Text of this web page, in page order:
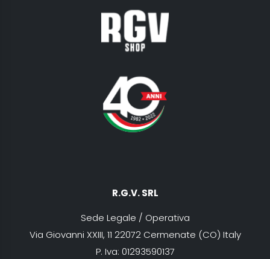
R.G.V. SRL
Sede Legale / Operativa
Via Giovanni XXIII, 11 22072 Cermenate (CO) Italy
P. Iva: 01293590137